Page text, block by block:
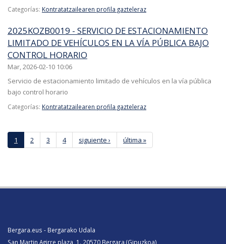
Categorías: Kontratatzailearen profila gazteleraz
2025KOZB0019 - SERVICIO DE ESTACIONAMIENTO
LIMITADO DE VEHÍCULOS EN LA VÍA PÚBLICA BAJO
CONTROL HORARIO
Mar, 2026-02-10 10:06
Servicio de estacionamiento limitado de vehículos en la vía pública
bajo control horario
Categorías: Kontratatzailearen profila gazteleraz
Páginas
1 2 3 4 siguiente › última »
Bergara.eus - Bergarako Udala
San Martin Agirre plaza, 1. 20570 Bergara (Gipuzkoa)